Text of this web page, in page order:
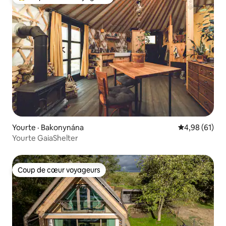
Yourte · Bakonynána Note
4,98 (61)
Yourte GaiaShelter
Coup de cœur voyageurs
Coup de cœur voyageurs